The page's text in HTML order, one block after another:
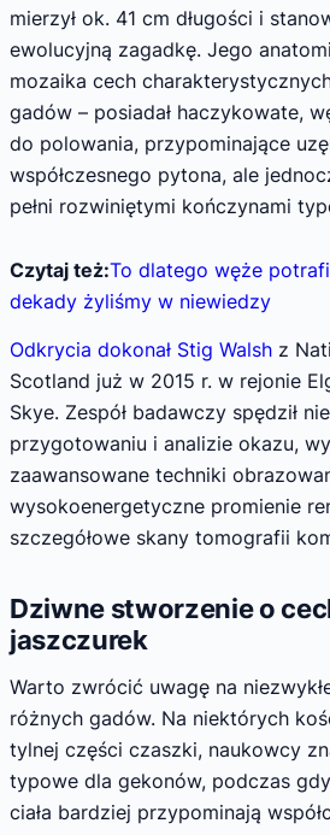
mierzył ok. 41 cm długości i
ewolucyjną zagadkę. Jego
mozaika cech
gadów – posiadał haczykowate,
do polowania, przypominające
współczesnego pytona, ale
pełni rozwiniętymi kończynami
Czytaj też:To dlatego węże
dekady żyliśmy w niewiedzy
Odkrycia dokonał Stig Walsh z
Scotland już w 2015 r. w rejonie
Skye. Zespół badawczy spędził
przygotowaniu i analizie okazu,
zaawansowane techniki
wysokoenergetyczne promienie
szczegółowe skany tomografii
Dziwne stworzenie o
jaszczurek
Warto zwrócić uwagę na
różnych gadów. Na niektórych
tylnej części czaszki, naukowcy
typowe dla gekonów, podczas
ciała bardziej przypominają